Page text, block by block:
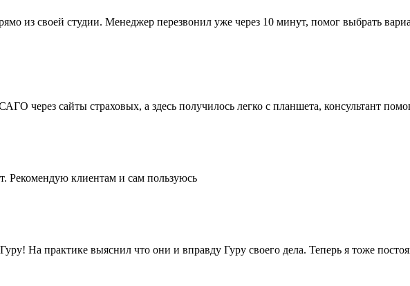
из своей студии. Менеджер перезвонил уже через 10 минут, помог выбрать
через сайты страховых, а здесь получилось легко с планшета, консультант
Рекомендую клиентам и сам пользуюсь
На практике выяснил что они и вправду Гуру своего дела. Теперь я тоже